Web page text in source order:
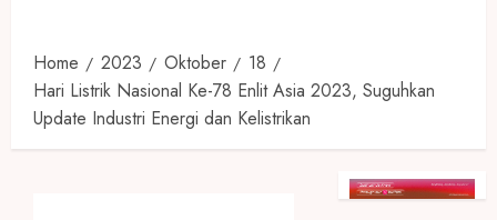
Home 2023 Oktober
18
Hari Listrik Nasional Ke-78 Enlit Asia 2023, Suguhkan
Update Industri Energi dan Kelistrikan